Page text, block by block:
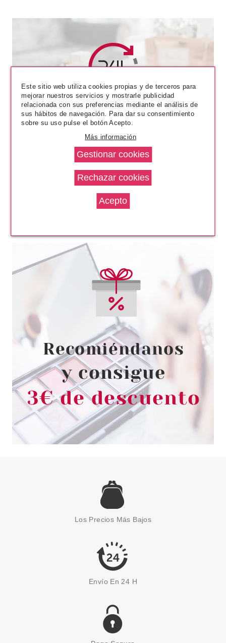
CATRICE
CATRICE FINDING DORY TINTE
PARA LABIOS Y MEJILLAS 010
Pvr 5.69€
-13%
desde
4.95€
CATRICE
CATRICE MIDNIGHT SUN
BRILLO DE LABIOS C02 3.6 ML
-17%
desde
3.90€
CATRICE
CATRICE LABIAL LIQUIDO
SHINE BOMB 070 HOTTIE
4.60€
Los Precios Más Bajos
Envío En 24 H
Este sitio web utiliza cookies propias y de terceros para
mejorar nuestros servicios y mostrarle publicidad
relacionada con sus preferencias mediante el análisis de
sus hábitos de navegación. Para dar su consentimiento
sobre su uso pulse el botón Acepto.
Más información